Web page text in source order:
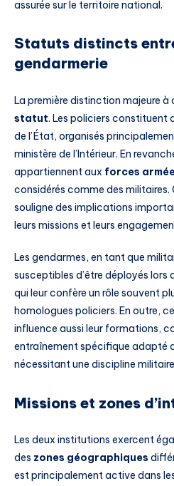
assurée sur le territoire national.
Statuts distincts
gendarmerie
La première distinction majeure à
statut. Les policiers constituent
de l’État, organisés
ministère de l’Intérieur. En
appartiennent aux forces
considérés comme des
souligne des implications
leurs missions et leurs
Les gendarmes, en tant que
susceptibles d’être déployés lors
qui leur confère un rôle souvent
homologues policiers. En outre,
influence aussi leur formations,
entraînement spécifique adapté
nécessitant une discipline
Missions et zones
Les deux institutions exercent
des zones géographiques
est principalement active dans